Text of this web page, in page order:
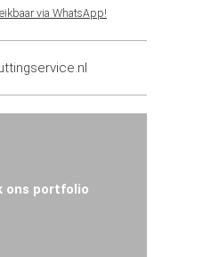
via WhatsApp!
ons portfolio